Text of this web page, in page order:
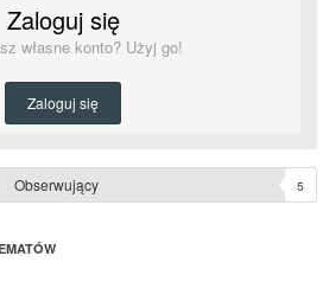
Zaloguj się
własne konto? Użyj go!
Zaloguj się
Obserwujący 5